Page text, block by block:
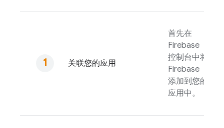
关联您的应用
首先在
Firebase
控制台中将
Firebase
添加到您的
应用中。